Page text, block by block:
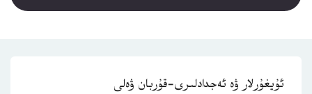
ئۇيغۇرلار ۋە ئەجدادلىرى-قۇربان ۋەلى